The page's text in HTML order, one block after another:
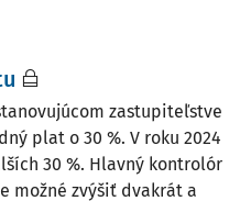
zastupiteľstve
plat o 30 %. V roku 2024
30 %. Hlavný kontrolór
možné zvýšiť dvakrát a